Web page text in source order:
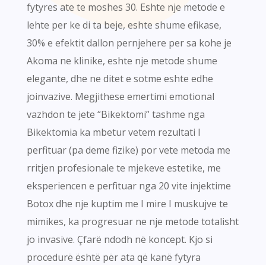
fytyres ate te moshes 30. Eshte nje metode e
lehte per ke di ta beje, eshte shume efikase,
30% e efektit dallon pernjehere per sa kohe je
Akoma ne klinike, eshte nje metode shume
elegante, dhe ne ditet e sotme eshte edhe
joinvazive. Megjithese emertimi emotional
vazhdon te jete “Bikektomi” tashme nga
Bikektomia ka mbetur vetem rezultati I
perfituar (pa deme fizike) por vete metoda me
rritjen profesionale te mjekeve estetike, me
eksperiencen e perfituar nga 20 vite injektime
Botox dhe nje kuptim me I mire I muskujve te
mimikes, ka progresuar ne nje metode totalisht
jo invasive. Çfarë ndodh në koncept. Kjo si
procedurë është për ata që kanë fytyra